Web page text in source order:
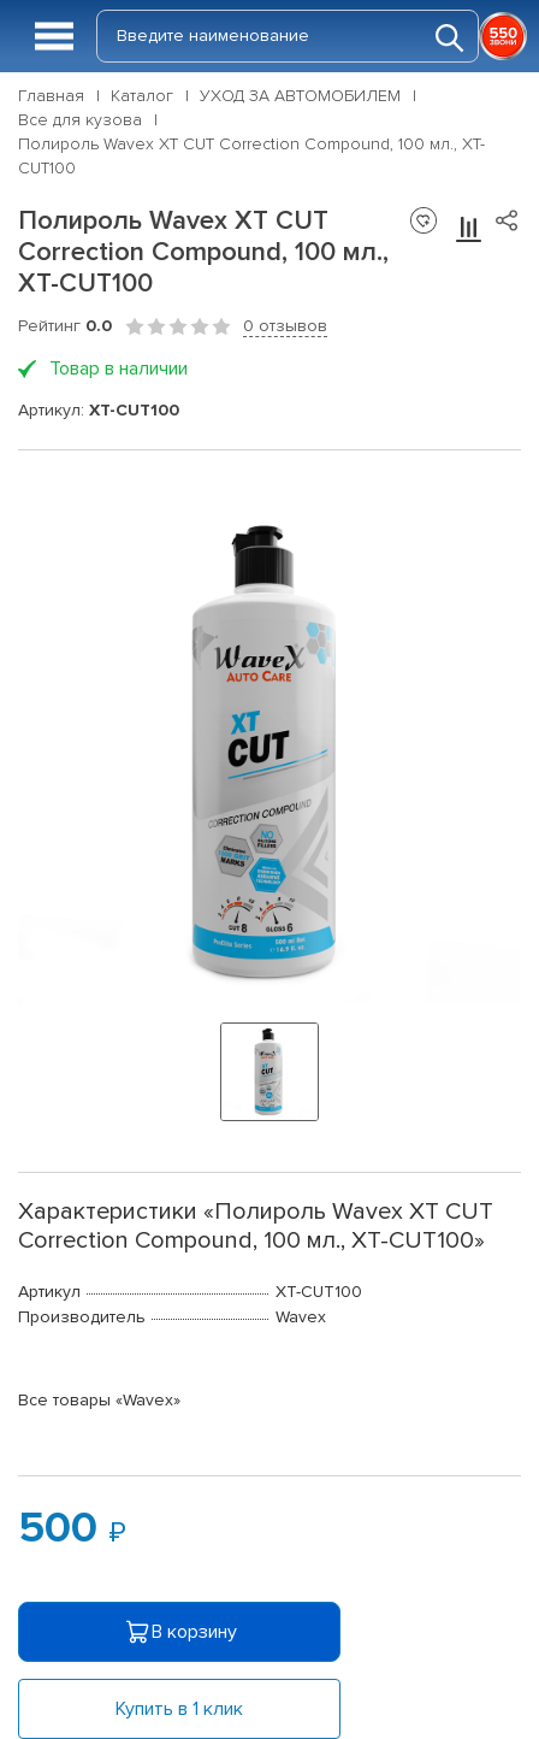
Главная Каталог
УХОД ЗА АВТОМОБИЛЕМ
Все для кузова
Полироль Wavex XT CUT Correction Compound, 100 мл., XT-
CUT100
Полироль Wavex XT CUT
Correction Compound, 100 мл.,
XT-CUT100
Рейтинг 0.0 0 отзывов
Товар в наличии
Артикул: XT-CUT100
Характеристики «Полироль Wavex XT CUT
Correction Compound, 100 мл., XT-CUT100»
Артикул
XT-CUT100
Производитель
Wavex
Все товары «Wavex»
500
В корзину
Купить в 1 клик